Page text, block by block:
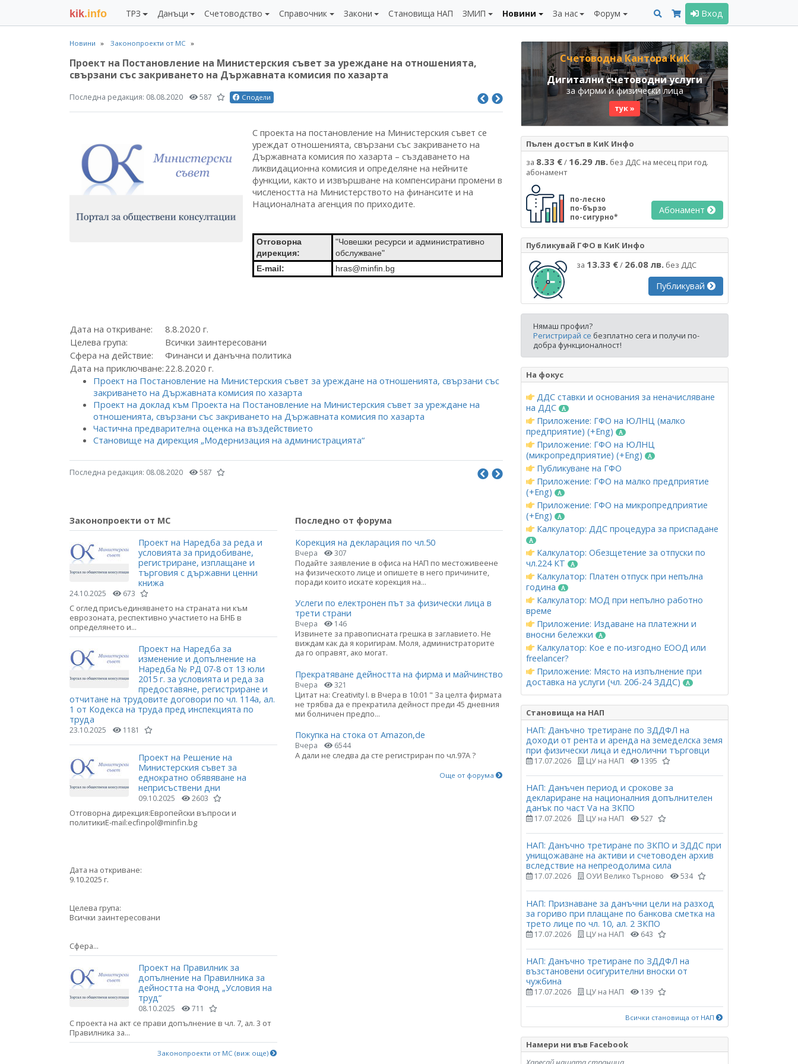
kik.info ТРЗ Данъци Счетоводство Справочник Закони Становища НАП ЗМИП Новини За нас Форум Вход
Новини Законопроекти от МС
Проект на Постановление на Министерския съвет за уреждане на отношенията,
свързани със закриването на Държавната комисия по хазарта
Последна редакция: 08.08.2020 587 Сподели
С проекта на постановление на Министерския съвет се
уреждат отношенията, свързани със закриването на
Държавната комисия по хазарта – създаването на
ликвидационна комисия и определяне на нейните
функции, както и извършване на компенсирани промени в
числеността на Министерството на финансите и на
Националната агенция по приходите.
Отговорна
дирекция:
"Човешки ресурси и административно
обслужване"
E-mail:
hras@minfin.bg
Дата на откриване:
8.8.2020 г.
Целева група:
Всички заинтересовани
Сфера на действие:
Финанси и данъчна политика
Дата на приключване: 22.8.2020 г.
Проект на Постановление на Министерския съвет за уреждане на отношенията, свързани със
закриването на Държавната комисия по хазарта
Проект на доклад към Проекта на Постановление на Министерския съвет за уреждане на
отношенията, свързани със закриването на Държавната комисия по хазарта
Частична предварителна оценка на въздействието
Становище на дирекция „Модернизация на администрацията“
Последна редакция: 08.08.2020 587
Законопроекти от МС
Проект на Наредба за реда и
условията за придобиване,
регистриране, изплащане и
търговия с държавни ценни
книжа
24.10.2025 673
С оглед присъединяването на страната ни към
еврозоната, респективно участието на БНБ в
определянето и...
Проект на Наредба за
изменение и допълнение на
Наредба № РД 07-8 от 13 юли
2015 г. за условията и реда за
предоставяне, регистриране и
отчитане на трудовите договори по чл. 114а, ал.
1 от Кодекса на труда пред инспекцията по
труда
23.10.2025 1181
Проект на Решение на
Министерския съвет за
еднократно обявяване на
неприсъствени дни
09.10.2025 2603
Отговорна дирекция:Европейски въпроси и
политикиE-mail:ecfinpol@minfin.bg
Дата на откриване:
9.10.2025 г.
Целева група:
Всички заинтересовани
Сфера...
Проект на Правилник за
допълнение на Правилника за
дейността на Фонд „Условия на
труд“
08.10.2025 711
С проекта на акт се прави допълнение в чл. 7, ал. 3 от
Правилника за...
Законопроекти от МС (виж още)
Последно от форума
Корекция на декларация по чл.50
Вчера 307
Подайте заявление в офиса на НАП по местоживеене
на физическото лице и опишете в него причините,
поради които искате корекция на...
Услеги по електронен път за физически лица в
трети страни
Вчера 146
Извинете за правописната грешка в заглавието. Не
виждам как да я коригирам. Моля, администраторите
да го оправят, ако могат.
Прекратяване дейността на фирма и майчинство
Вчера 321
Цитат на: Creativity I. в Вчера в 10:01 " За целта фирмата
не трябва да е прекратила дейност преди 45 дневния
ми болничен предпо...
Покупка на стока от Amazon,de
Вчера 6544
А дали не следва да сте регистриран по чл.97А ?
Още от форума
Счетоводна Кантора КиК
Дигитални счетоводни услуги
за фирми и физически лица
тук »
Пълен достъп в КиК Инфо
за 8.33 €/ 16.29 лв. без ДДС на месец при год.
абонамент
по-лесно
по-бързо
по-сигурно*
Абонамент
Публикувай ГФО в КиК Инфо
за 13.33 €/ 26.08 лв. без ДДС
Публикувай
Нямаш профил?
Регистрирай се безплатно сега и получи по-
добра функционалност!
На фокус
ДДС ставки и основания за неначисляване
на ДДС
Приложение: ГФО на ЮЛНЦ (малко
предприятие) (+Eng)
Приложение: ГФО на ЮЛНЦ
(микропредприятие) (+Eng)
Публикуване на ГФО
Приложение: ГФО на малко предприятие
(+Eng)
Приложение: ГФО на микропредприятие
(+Eng)
Калкулатор: ДДС процедура за приспадане
Калкулатор: Обезщетение за отпуски по
чл.224 КТ
Калкулатор: Платен отпуск при непълна
година
Калкулатор: МОД при непълно работно
време
Приложение: Издаване на платежни и
вносни бележки
Калкулатор: Кое е по-изгодно ЕООД или
freelancer?
Приложение: Място на изпълнение при
доставка на услуги (чл. 20б-24 ЗДДС)
Становища на НАП
НАП: Данъчно третиране по ЗДДФЛ на
доходи от рента и аренда на земеделска земя
при физически лица и еднолични търговци
17.07.2026 ЦУ на НАП 1395
НАП: Данъчен период и срокове за
деклариране на националния допълнителен
данък по част Vа на ЗКПО
17.07.2026 ЦУ на НАП 527
НАП: Данъчно третиране по ЗКПО и ЗДДС при
унищожаване на активи и счетоводен архив
вследствие на непреодолима сила
17.07.2026 ОУИ Велико Търново 534
НАП: Признаване за данъчни цели на разход
за гориво при плащане по банкова сметка на
трето лице по чл. 10, ал. 2 ЗКПО
17.07.2026 ЦУ на НАП 643
НАП: Данъчно третиране по ЗДДФЛ на
възстановени осигурителни вноски от
чужбина
17.07.2026 ЦУ на НАП 139
Всички становища от НАП
Намери ни във Facebook